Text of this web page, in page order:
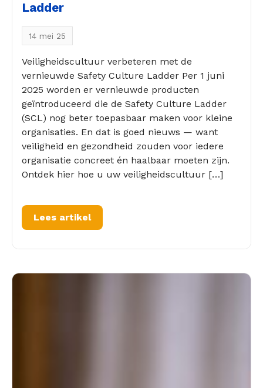
Ladder
14 mei 25
Veiligheidscultuur verbeteren met de
vernieuwde Safety Culture Ladder Per 1 juni
2025 worden er vernieuwde producten
geïntroduceerd die de Safety Culture Ladder
(SCL) nog beter toepasbaar maken voor kleine
organisaties. En dat is goed nieuws — want
veiligheid en gezondheid zouden voor iedere
organisatie concreet én haalbaar moeten zijn.
Ontdek hier hoe u uw veiligheidscultuur […]
Lees artikel